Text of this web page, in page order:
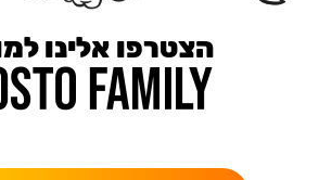
הצטרפו אלינו